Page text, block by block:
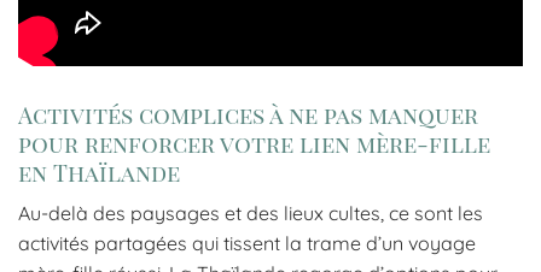
Activités complices à ne pas manquer
pour renforcer votre lien mère-fille
en Thaïlande
Au-delà des paysages et des lieux cultes, ce sont les
activités partagées qui tissent la trame d’un voyage